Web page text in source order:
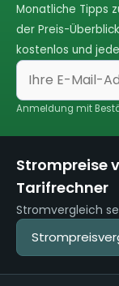
Monatliche Tipps
der Preis-
kostenlos und
Anmeldung mit
Strompreise
Tarifrechner
Stromvergleich